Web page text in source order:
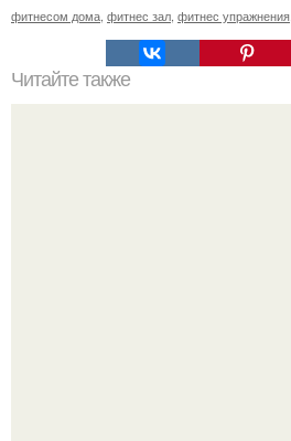
фитнесом дома фитнес зал фитнес упражнения
Читайте также